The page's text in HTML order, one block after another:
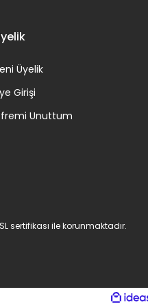
Üyelik
Girişi
Unuttum
sertifikası ile korunmaktadır.